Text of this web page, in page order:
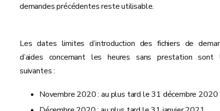
demandes précédentes reste utilisable.
Les dates limites d’introduction des fichiers de
d’aides concernant les heures sans prestation sont
suivantes :
Novembre 2020 : au plus tard le 31 décembre 2020